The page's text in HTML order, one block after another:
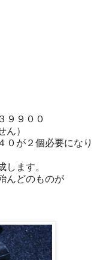
９９００
ん）
０が２個必要になり
します。
んどのものが